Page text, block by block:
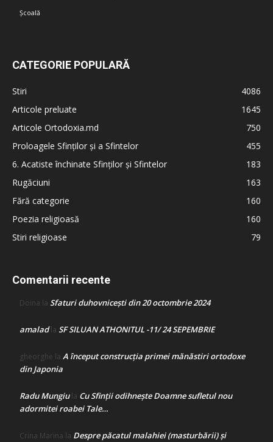
Școală
CATEGORIE POPULARĂ
Stiri
4086
Articole preluate
1645
Articole Ortodoxia.md
750
Proloagele Sfinților și a Sfintelor
455
6. Acatiste închinate Sfinților și Sfintelor
183
Rugăciuni
163
Fără categorie
160
Poezia religioasă
160
Stiri religioase
79
Comentarii recente
Doina la Sfaturi duhovnicești din 20 octombrie 2024
amaladla SF SILUAN ATHONITUL -11/ 24 SEPEMBRIE
gheorghe la A început construcţia primei mănăstiri ortodoxe
din Japonia
Radu Mungiula Cu Sfinții odihnește Doamne sufletul nou
adormitei roabei Tale…
Crina Marina la Despre păcatul malahiei (masturbării) şi